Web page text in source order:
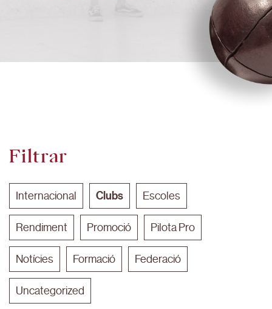
Filtrar
Internacional Clubs Escoles
Rendiment Promoció Pilota Pro
Notícies Formació Federació
Uncategorized